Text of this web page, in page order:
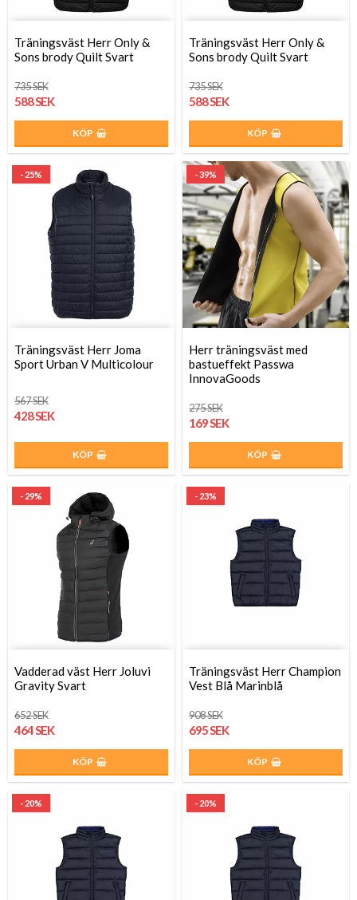
Träningsväst Herr Only &
Sons brody Quilt Svart
735 SEK
588 SEK
KÖP
Träningsväst Herr Only &
Sons brody Quilt Svart
735 SEK
588 SEK
KÖP
- 25%
Träningsväst Herr Joma
Sport Urban V Multicolour
567 SEK
428 SEK
KÖP
- 39%
Herr träningsväst med
bastueffekt Passwa
InnovaGoods
275 SEK
169 SEK
KÖP
- 29%
Vadderad väst Herr Joluvi
Gravity Svart
652 SEK
464 SEK
KÖP
- 23%
Träningsväst Herr Champion
Vest Blå Marinblå
908 SEK
695 SEK
KÖP
- 20% - 20%